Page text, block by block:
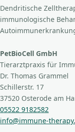
Dendritische
immunologische
PetBioCell GmbH
Tierarztpraxis für
Dr. Thomas Grammel
Schillerstr. 17
37520 Osterode am
05522 9182582
info@immune-